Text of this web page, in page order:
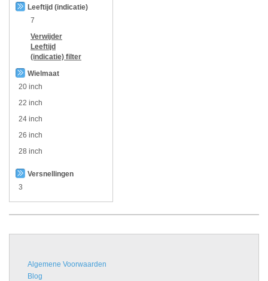
Leeftijd (indicatie)
7
Verwijder
Leeftijd
(indicatie) filter
Wielmaat
20 inch
22 inch
24 inch
26 inch
28 inch
Versnellingen
3
Algemene Voorwaarden
Blog